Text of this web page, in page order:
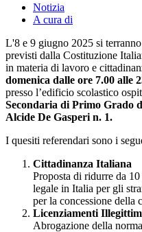
Notizia
A cura di
L'8 e 9 giugno 2025 si
previsti dalla Costituzione
in materia di lavoro e
domenica dalle ore 7.00 alle
presso l’edificio scolastico
Secondaria di Primo Grado
Alcide De Gasperi n. 1.
I quesiti referendari sono i
Cittadinanza Italiana
Proposta di ridurre da
legale in Italia per gli
per la concessione della
Licenziamenti
Abrogazione della